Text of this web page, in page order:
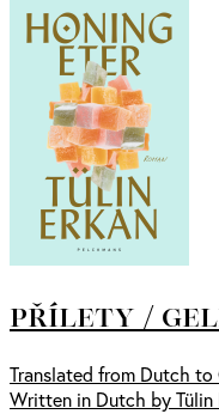
PŘÍLETY /
Translated from Dutch
Written in Dutch by Tülin